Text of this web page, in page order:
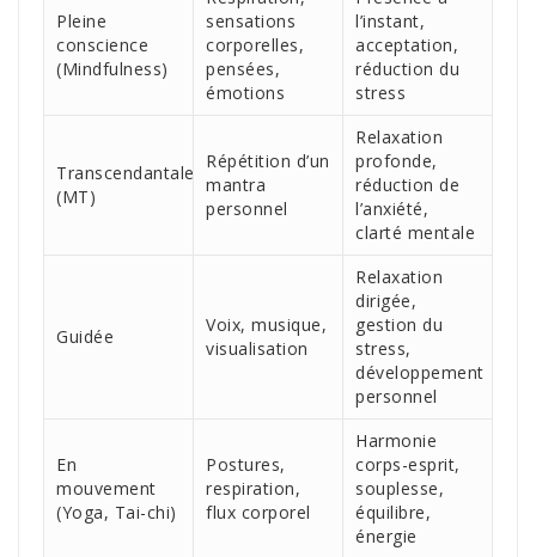
Pleine
conscience
(Mindfulness)
sensations
corporelles,
pensées,
émotions
l’instant,
acceptation,
réduction du
stress
Transcendantale
(MT)
Répétition d’un
mantra
personnel
Relaxation
profonde,
réduction de
l’anxiété,
clarté mentale
Guidée
Voix, musique,
visualisation
Relaxation
dirigée,
gestion du
stress,
développement
personnel
En
mouvement
(Yoga, Tai-chi)
Postures,
respiration,
flux corporel
Harmonie
corps-esprit,
souplesse,
équilibre,
énergie